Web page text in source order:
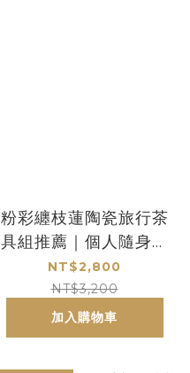
粉彩纏枝蓮陶瓷旅行茶
具組推薦｜個人隨身一
杯一罐輕巧品茗首選
NT$2,800
NT$3,200
加入購物車